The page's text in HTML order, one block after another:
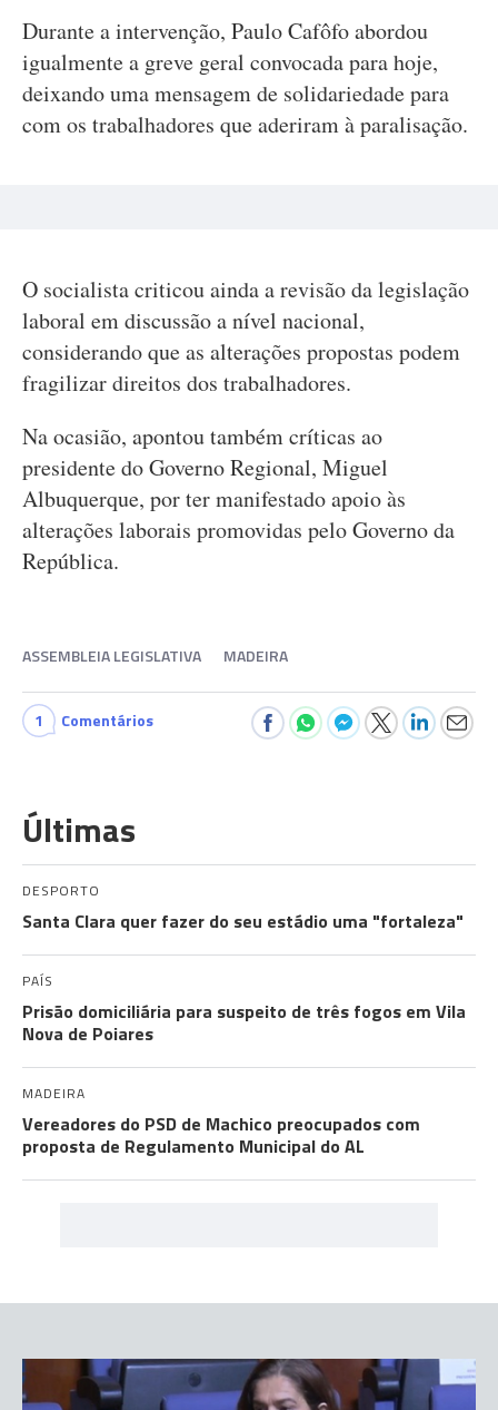
Durante a intervenção, Paulo Cafôfo abordou
igualmente a greve geral convocada para hoje,
deixando uma mensagem de solidariedade para
com os trabalhadores que aderiram à paralisação.
O socialista criticou ainda a revisão da legislação
laboral em discussão a nível nacional,
considerando que as alterações propostas podem
fragilizar direitos dos trabalhadores.
Na ocasião, apontou também críticas ao
presidente do Governo Regional, Miguel
Albuquerque, por ter manifestado apoio às
alterações laborais promovidas pelo Governo da
República.
ASSEMBLEIA LEGISLATIVA MADEIRA
1 Comentários
Últimas
DESPORTO
Santa Clara quer fazer do seu estádio uma "fortaleza"
PAÍS
Prisão domiciliária para suspeito de três fogos em Vila
Nova de Poiares
MADEIRA
Vereadores do PSD de Machico preocupados com
proposta de Regulamento Municipal do AL